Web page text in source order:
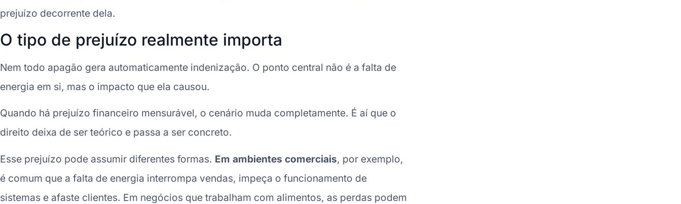
prejuízo decorrente dela.
O tipo de prejuízo realmente importa
Nem todo apagão gera automaticamente indenização. O ponto central não é a falta de
energia em si, mas o impacto que ela causou.
Quando há prejuízo financeiro mensurável, o cenário muda completamente. É aí que o
direito deixa de ser teórico e passa a ser concreto.
Esse prejuízo pode assumir diferentes formas. Em ambientes comerciais, por exemplo,
é comum que a falta de energia interrompa vendas, impeça o funcionamento de
sistemas e afaste clientes. Em negócios que trabalham com alimentos, as perdas podem